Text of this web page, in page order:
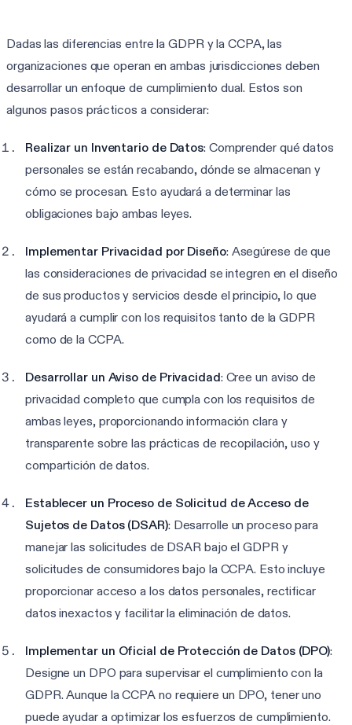
Dadas las diferencias entre la GDPR y la CCPA, las
organizaciones que operan en ambas jurisdicciones deben
desarrollar un enfoque de cumplimiento dual. Estos son
algunos pasos prácticos a considerar:
Realizar un Inventario de Datos: Comprender qué datos
personales se están recabando, dónde se almacenan y
cómo se procesan. Esto ayudará a determinar las
obligaciones bajo ambas leyes.
Implementar Privacidad por Diseño: Asegúrese de que
las consideraciones de privacidad se integren en el diseño
de sus productos y servicios desde el principio, lo que
ayudará a cumplir con los requisitos tanto de la GDPR
como de la CCPA.
Desarrollar un Aviso de Privacidad: Cree un aviso de
privacidad completo que cumpla con los requisitos de
ambas leyes, proporcionando información clara y
transparente sobre las prácticas de recopilación, uso y
compartición de datos.
Establecer un Proceso de Solicitud de Acceso de
Sujetos de Datos (DSAR): Desarrolle un proceso para
manejar las solicitudes de DSAR bajo el GDPR y
solicitudes de consumidores bajo la CCPA. Esto incluye
proporcionar acceso a los datos personales, rectificar
datos inexactos y facilitar la eliminación de datos.
Implementar un Oficial de Protección de Datos (DPO):
Designe un DPO para supervisar el cumplimiento con la
GDPR. Aunque la CCPA no requiere un DPO, tener uno
puede ayudar a optimizar los esfuerzos de cumplimiento.